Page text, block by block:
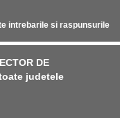
intrebarile si raspunsurile
DE
judetele